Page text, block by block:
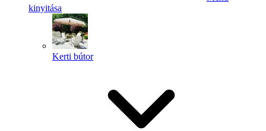
kinyitása
Kerti bútor